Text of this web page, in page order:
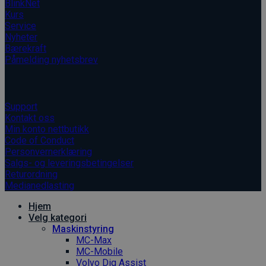
BlinkNet
Kurs
Service
Nyheter
Bærekraft
Påmelding nyhetsbrev
Support
Kontakt oss
Min konto nettbutikk
Code of Conduct
Personvernerklæring
Salgs- og leveringsbetingelser
Returordning
Medianedlasting
Hjem
Velg kategori
Maskinstyring
MC-Max
MC-Mobile
Volvo Dig Assist